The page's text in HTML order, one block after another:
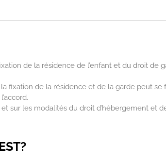
de la résidence de l’enfant et du droit de
fixation de la résidence et de la garde peut se
sur les modalités du droit d’hébergement et